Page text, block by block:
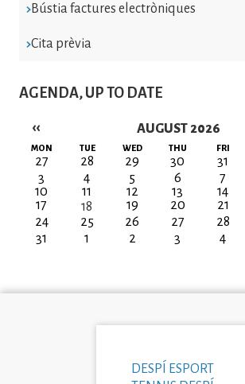
Bústia factures electròniques
Cita prèvia
AGENDA, UP TO DATE
AUGUST 2026
Pagination
‹‹
MON TUE WED THU FRI
27 28 29 30 31
3
4 5 6 7
10
11 12 13 14
17
18 19 20 21
24
25 26 27 28
31
1 2 3 4
DESPÍ ESPORT